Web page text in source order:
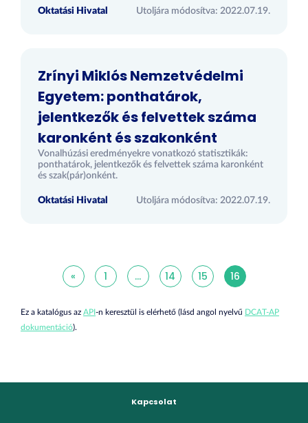
Oktatási Hivatal Utoljára módosítva: 2022.07.19.
Zrínyi Miklós Nemzetvédelmi
Egyetem: ponthatárok,
jelentkezők és felvettek száma
karonként és szakonként
Vonalhúzási eredményekre vonatkozó statisztikák:
ponthatárok, jelentkezők és felvettek száma karonként
és szak(pár)onként.
Oktatási Hivatal Utoljára módosítva: 2022.07.19.
« 1 ... 14 15 16
Ez a katalógus az API-n keresztül is elérhető (lásd angol nyelvű DCAT-AP
dokumentáció).
Kapcsolat